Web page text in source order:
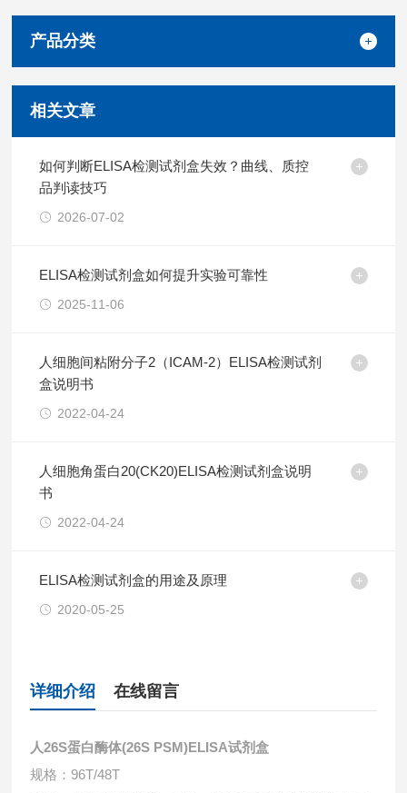
产品分类
相关文章
如何判断ELISA检测试剂盒失效？曲线、质控
品判读技巧
2026-07-02
ELISA检测试剂盒如何提升实验可靠性
2025-11-06
人细胞间粘附分子2（ICAM-2）ELISA检测试剂
盒说明书
2022-04-24
人细胞角蛋白20(CK20)ELISA检测试剂盒说明
书
2022-04-24
ELISA检测试剂盒的用途及原理
2020-05-25
详细介绍 在线留言
人26S蛋白酶体(26S PSM)ELISA试剂盒
规格：96T/48T